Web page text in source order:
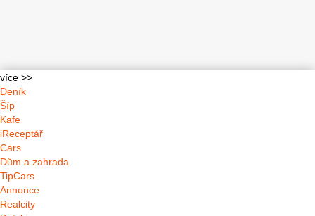
více >>
Deník
Šíp
Kafe
iReceptář
Cars
Dům a zahrada
TipCars
Annonce
Realcity